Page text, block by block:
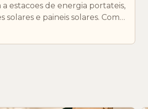
a estacoes de energia portateis,
solares e paineis solares. Como